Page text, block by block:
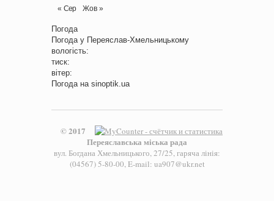
« Сер Жов »
Погода
Погода у Переяслав-Хмельницькому
вологість:
тиск:
вітер:
Погода на sinoptik.ua
© 2017
Переяславська міська рада
вул. Богдана Хмельницького, 27/25, гаряча лінія:
(04567) 5-80-00, E-mail: ua907@ukr.net